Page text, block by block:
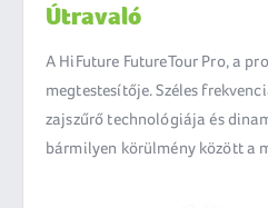
Útravaló
A HiFuture FutureTour Pro, a
megtestesítője. Széles
zajszűrő technológiája és
bármilyen körülmény között a